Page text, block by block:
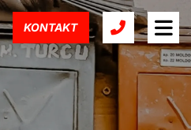
KONTAKT